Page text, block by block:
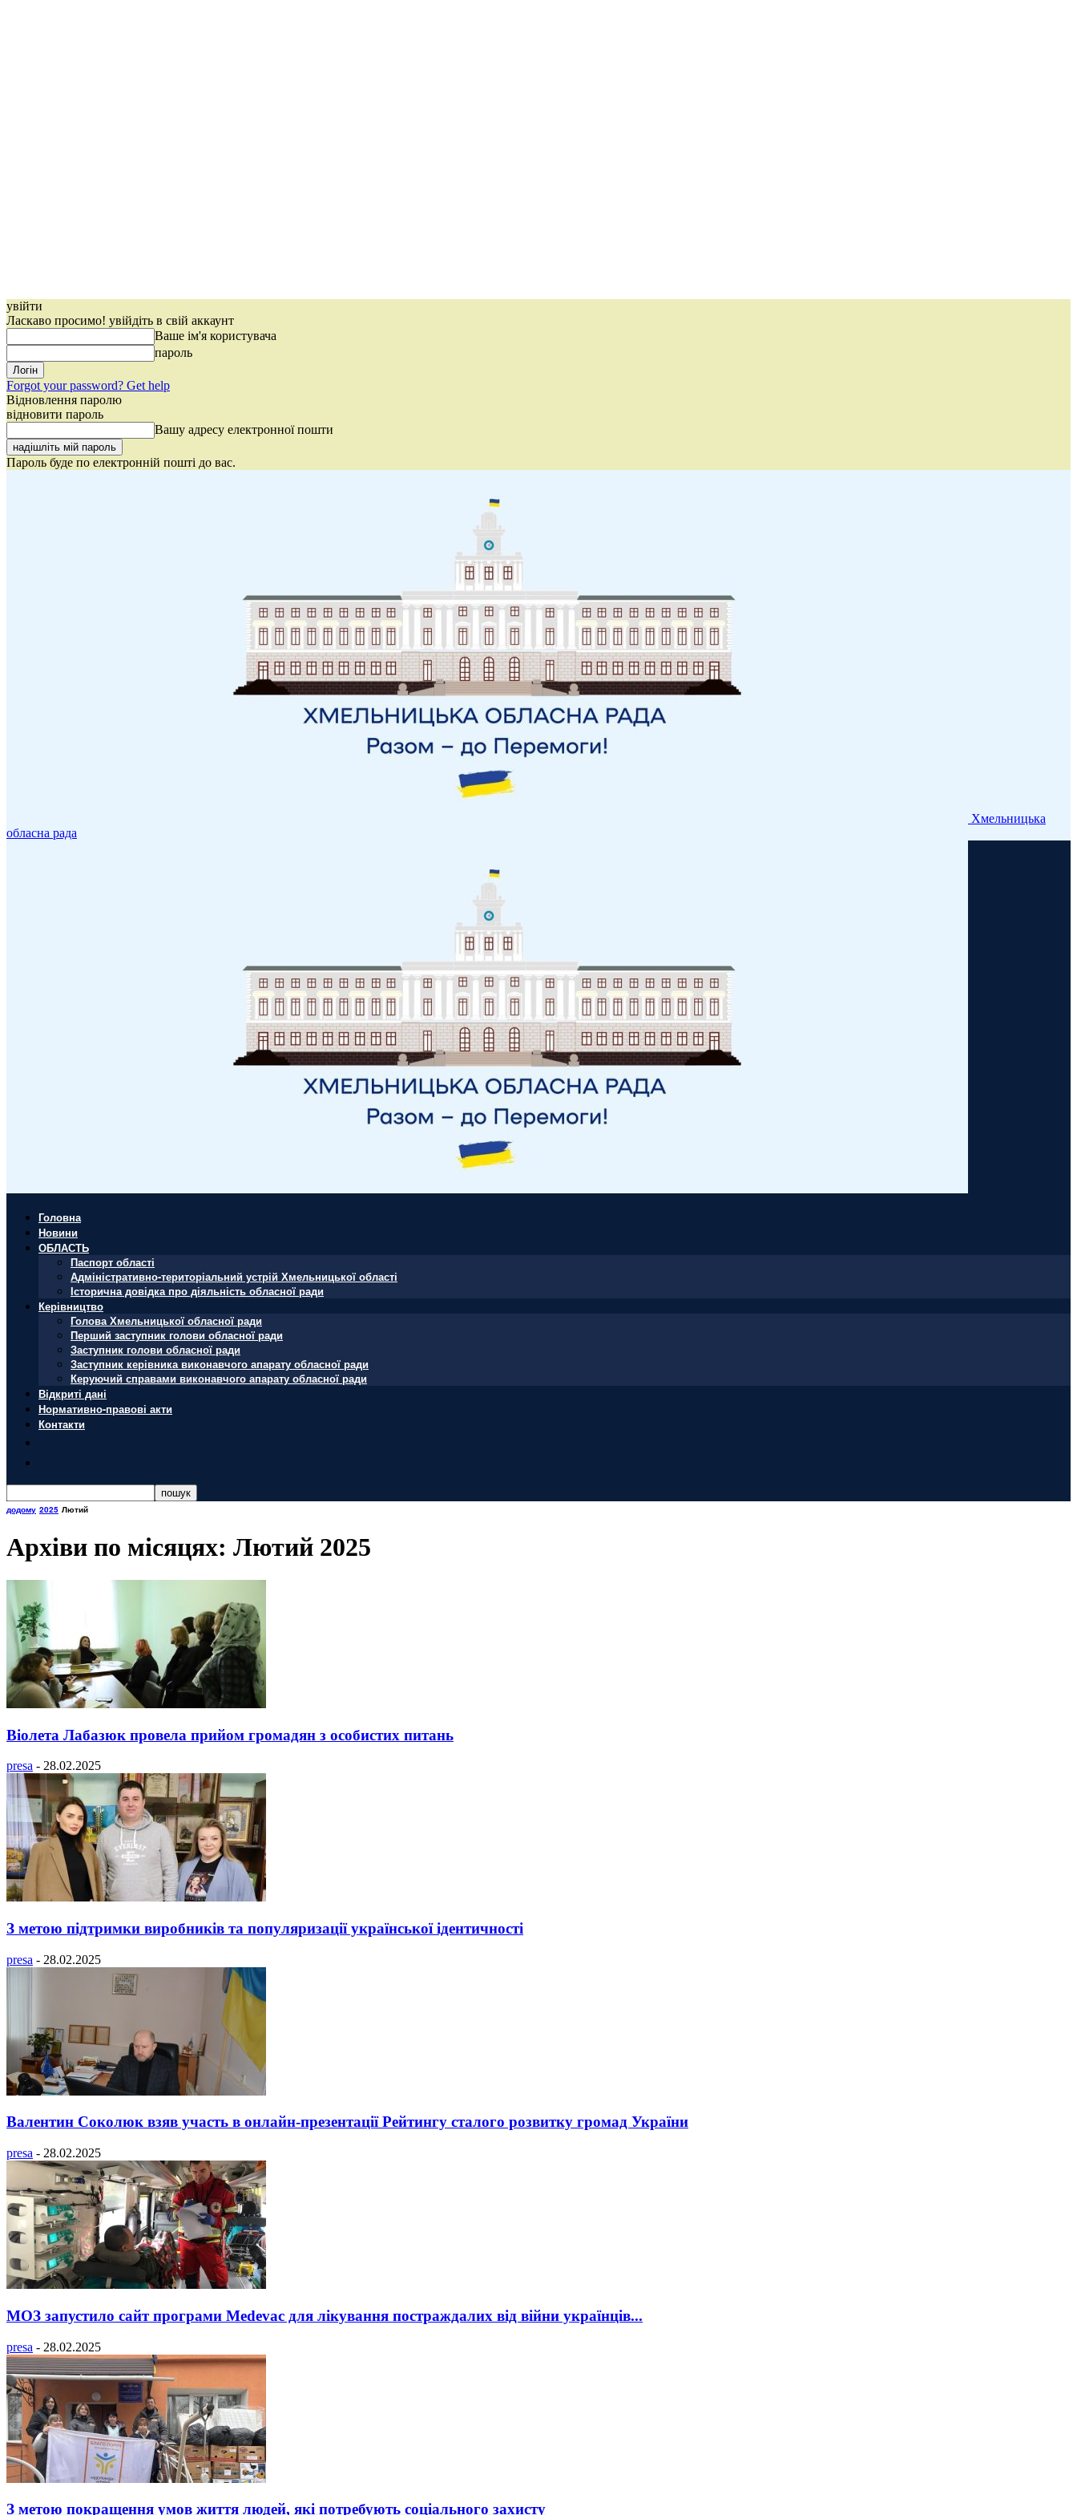
увійти
Ласкаво просимо! увійдіть в свій аккаунт
Ваше ім'я користувача
пароль
Forgot your password? Get help
Відновлення паролю
відновити пароль
Вашу адресу електронної пошти
Пароль буде по електронній пошті до вас.
Хмельницька
обласна рада
Головна
Новини
ОБЛАСТЬ
Паспорт області
Адміністративно-територіальний устрій Хмельницької області
Історична довідка про діяльність обласної ради
Керівництво
Голова Хмельницької обласної ради
Перший заступник голови обласної ради
Заступник голови обласної ради
Заступник керівника виконавчого апарату обласної ради
Керуючий справами виконавчого апарату обласної ради
Відкриті дані
Нормативно-правові акти
Контакти
додому 2025 Лютий
Архіви по місяцях: Лютий 2025
Віолета Лабазюк провела прийом громадян з особистих питань
presa - 28.02.2025
З метою підтримки виробників та популяризації української ідентичності
presa - 28.02.2025
Валентин Соколюк взяв участь в онлайн-презентації Рейтингу сталого розвитку громад України
presa - 28.02.2025
МОЗ запустило сайт програми Medevac для лікування постраждалих від війни українців...
presa - 28.02.2025
З метою покращення умов життя людей, які потребують соціального захисту